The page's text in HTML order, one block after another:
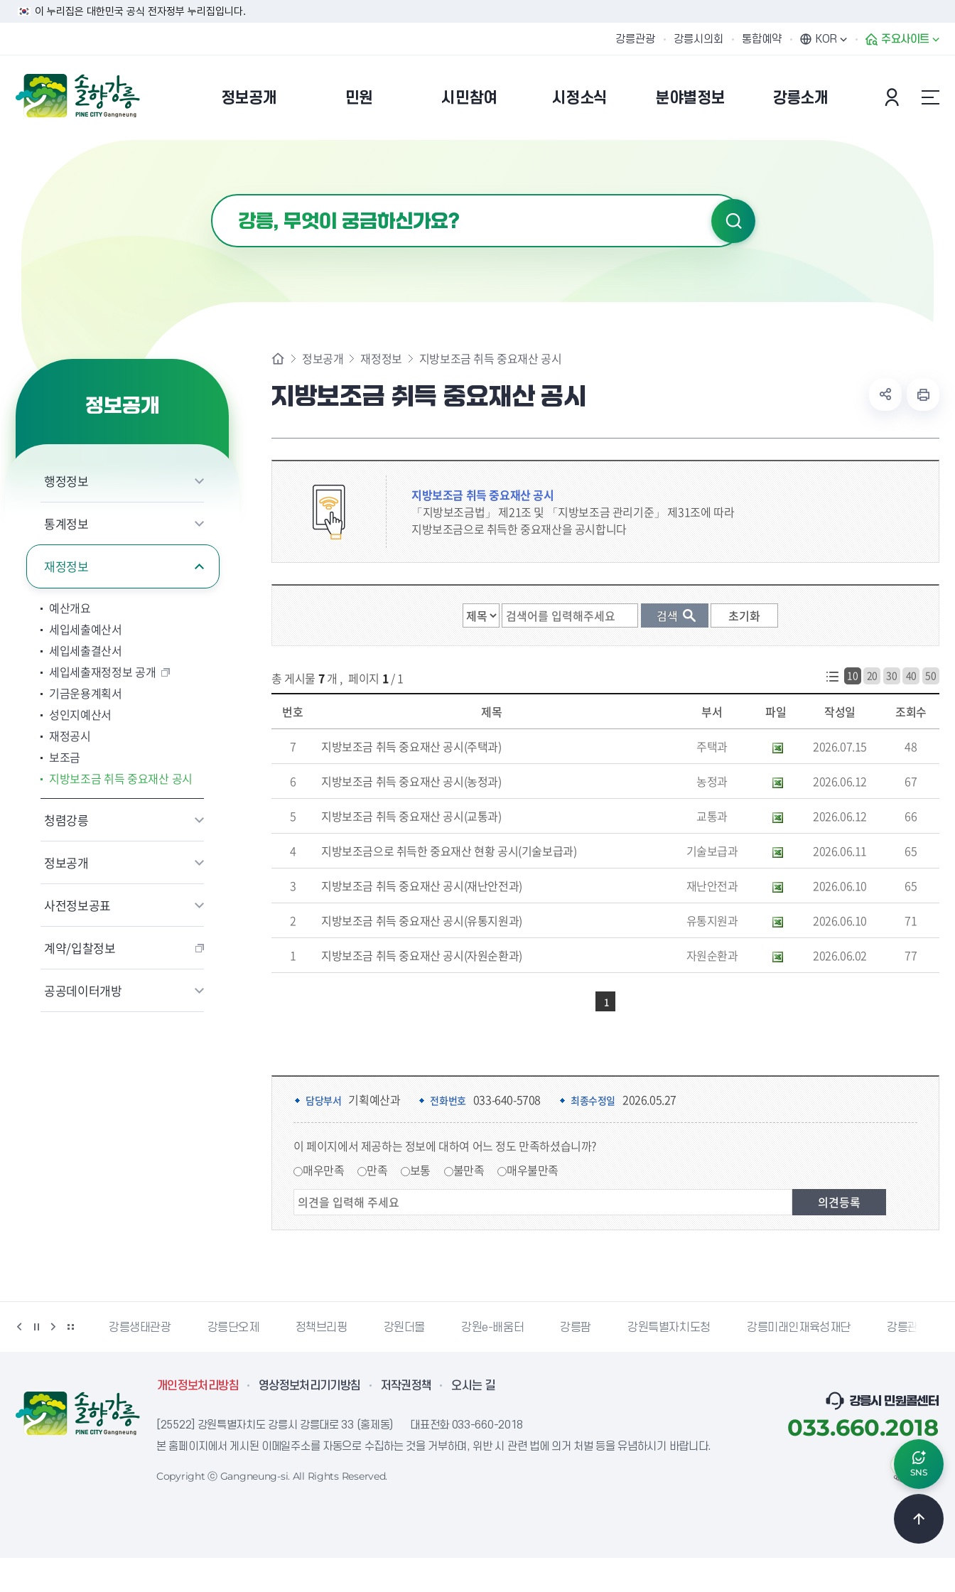
이 누리집은 대한민국 공식 전자정부 누리집입니다.
강릉관광 강릉시의회 통합예약 KOR 주요사이트
정보공개 민원 시민참여 시정소식 분야별정보 강릉소개
정보공개
행정정보
통계정보
재정정보
예산개요
세입세출예산서
세입세출결산서
세입세출재정정보 공개
기금운용계획서
성인지예산서
재정공시
보조금
지방보조금 취득 중요재산 공시
청렴강릉
정보공개
사전정보공표
계약/입찰정보
공공데이터개방
정보공개 재정정보 지방보조금 취득 중요재산 공시
지방보조금 취득 중요재산 공시
지방보조금 취득 중요재산 공시
「지방보조금법」 제21조 및 「지방보조금 관리기준」 제31조에 따라
지방보조금으로 취득한 중요재산을 공시합니다
총 게시물 7개 , 페이지 1/ 1 10 20 30 40 50
번호 제목 부서 파일 작성일 조회수
7 지방보조금 취득 중요재산 공시(주택과) 주택과 2026.07.15 48
6 지방보조금 취득 중요재산 공시(농정과) 농정과 2026.06.12 67
5 지방보조금 취득 중요재산 공시(교통과) 교통과 2026.06.12 66
4 지방보조금으로 취득한 중요재산 현황 공시(기술보급과) 기술보급과 2026.06.11 65
3 지방보조금 취득 중요재산 공시(재난안전과) 재난안전과 2026.06.10 65
2 지방보조금 취득 중요재산 공시(유통지원과) 유통지원과 2026.06.10 71
1 지방보조금 취득 중요재산 공시(자원순환과) 자원순환과 2026.06.02 77
1
담당부서 기획예산과 전화번호 033-640-5708 최종수정일 2026.05.27
이 페이지에서 제공하는 정보에 대하여 어느 정도 만족하셨습니까?
매우만족
만족 보통 불만족 매우불만족
센터 강릉생태관광 강릉단오제 정책브리핑 강원더몰 강원e-배움터 강릉팜 강원특별자치도청 강릉미래인재육성재단 강릉관광개발공사
개인정보처리방침 영상정보처리기기방침 저작권정책 오시는 길
[25522] 강원특별자치도 강릉시 강릉대로 33 (홍제동) 대표전화 033-660-2018
본 홈페이지에서 게시된 이메일주소를 자동으로 수집하는 것을 거부하며, 위반 시 관련 법에 의거 처벌 등을 유념하시기 바랍니다.
Copyright ⓒ Gangneung-si. All Rights Reserved.
강릉시 민원콜센터
033.660.2018
SNS